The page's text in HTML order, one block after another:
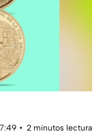
2 minutos lectura